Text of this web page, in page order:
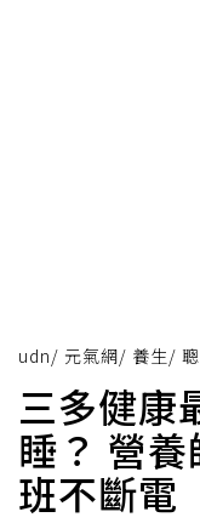
udn/ 元氣網/ 養生/
三多健康
睡？ 營
班不斷電